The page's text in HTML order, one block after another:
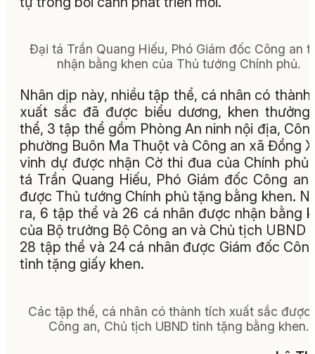
Đại tá Trần Quang Hiếu, Phó Giám đốc Công an
nhận bằng khen của Thủ tướng Chính phủ.
Nhân dịp này, nhiều tập thể, cá nhân có thành
xuất sắc đã được biểu dương, khen
thể, 3 tập thể gồm Phòng An ninh nội địa,
phường Buôn Ma Thuột và Công an xã Đồng
vinh dự được nhận Cờ thi đua của Chính
tá Trần Quang Hiếu, Phó Giám đốc Công an
được Thủ tướng Chính phủ tặng bằng khen.
ra, 6 tập thể và 26 cá nhân được nhận bằng
của Bộ trưởng Bộ Công an và Chủ tịch UBND
28 tập thể và 24 cá nhân được Giám đốc
tỉnh tặng giấy khen.
Các tập thể, cá nhân có thành tích xuất sắc được
Công an, Chủ tịch UBND tỉnh tặng bằng khen.